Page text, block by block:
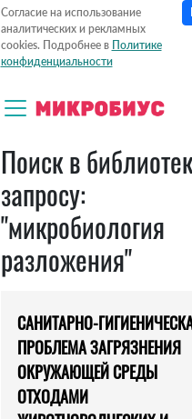
Согласие на использование
аналитических и рекламных
cookies. Подробнее в Политике
конфиденциальности
Поиск в
запросу:
"микробиология
разложения"
САНИТАРНО-
ПРОБЛЕМА ЗАГРЯЗНЕНИЯ
ОКРУЖАЮЩЕЙ СРЕДЫ
ОТХОДАМИ